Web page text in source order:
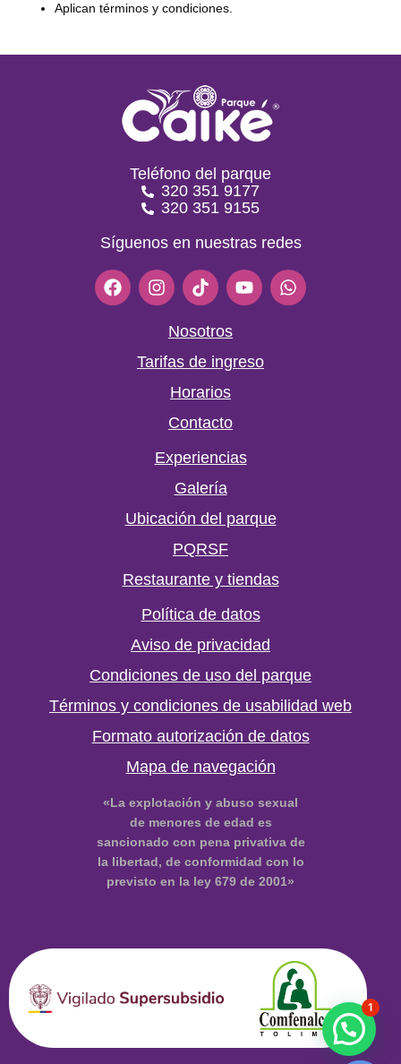
Aplican términos y condiciones.
Teléfono del parque
320 351 9177
320 351 9155
Síguenos en nuestras redes
F
a
I
n
g
m
T
i
t
k
Y
o
b
W
h
Nosotros
Tarifas de ingreso
Horarios
Contacto
Experiencias
Galería
Ubicación del parque
PQRSF
Restaurante y tiendas
Política de datos
Aviso de privacidad
Condiciones de uso del parque
Términos y condiciones de usabilidad web
Formato autorización de datos
Mapa de navegación
«La explotación y abuso sexual
de menores de edad es
sancionado con pena privativa de
la libertad, de conformidad con lo
previsto en la ley 679 de 2001»
1